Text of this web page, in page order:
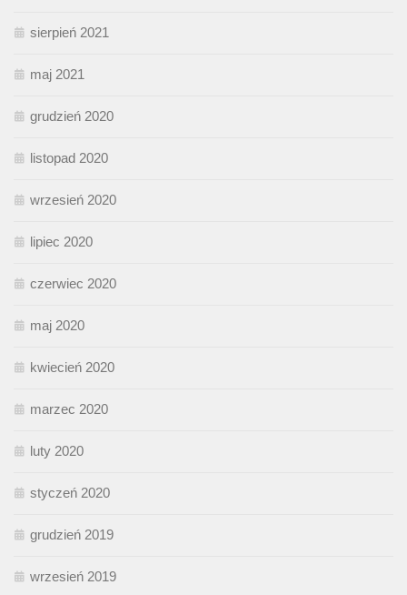
sierpień 2021
maj 2021
grudzień 2020
listopad 2020
wrzesień 2020
lipiec 2020
czerwiec 2020
maj 2020
kwiecień 2020
marzec 2020
luty 2020
styczeń 2020
grudzień 2019
wrzesień 2019